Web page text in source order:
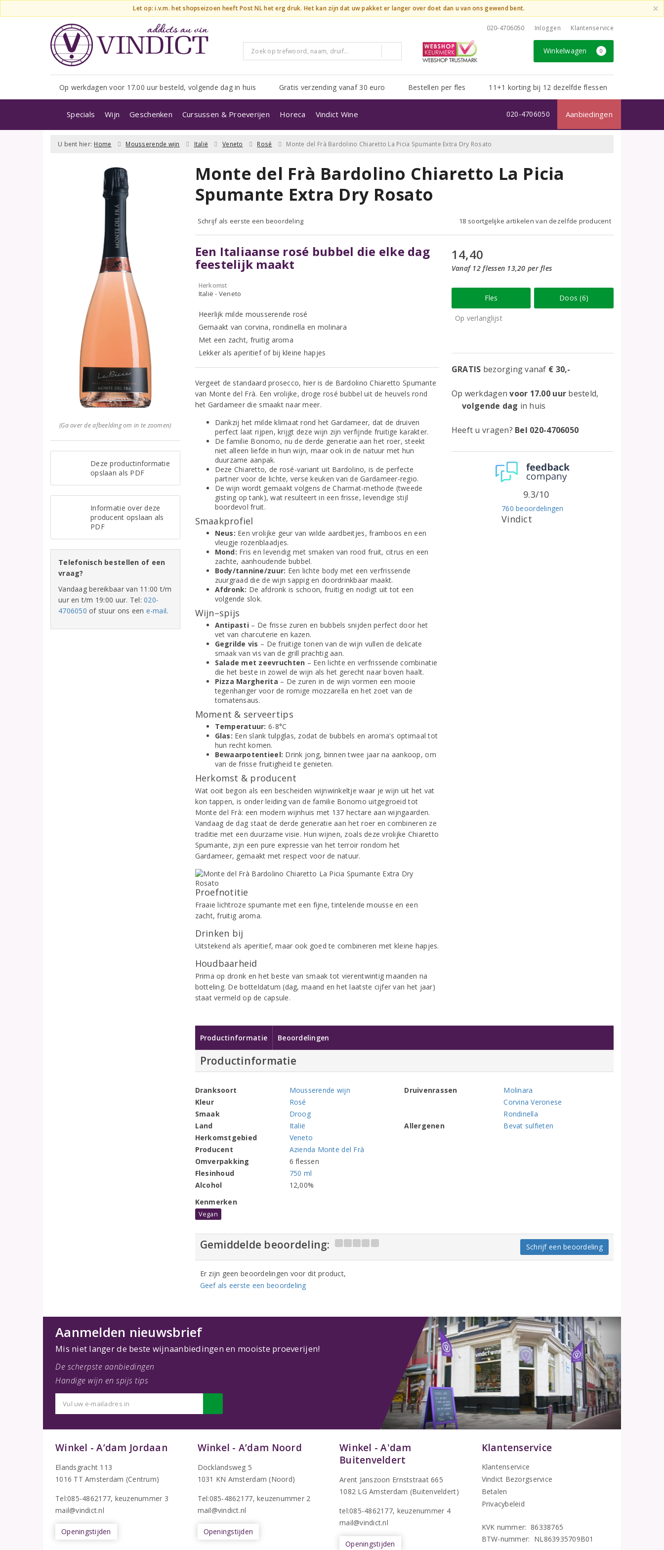
Let op: i.v.m. het shopseizoen heeft Post NL het erg druk. Het kan zijn dat uw pakket er langer over doet dan u van ons gewend bent. ×
020-4706050 Inloggen Klantenservice
Winkelwagen 0
Op werkdagen voor 17.00 uur besteld, volgende dag in huis Gratis verzending vanaf 30 euro Bestellen per fles 11+1 korting bij 12 dezelfde flessen
Specials Wijn Geschenken Cursussen & Proeverijen Horeca Vindict Wine Aanbiedingen
020-4706050
U bent hier: Home Mousserende wijn Italië Veneto Rosé Monte del Frà Bardolino Chiaretto La Picia Spumante Extra Dry Rosato
(Ga over de afbeelding om in te zoomen)
Deze productinformatie
opslaan als PDF
Informatie over deze
producent opslaan als
PDF
Telefonisch bestellen of een
vraag?
Vandaag bereikbaar van 11:00 t/m
uur en t/m 19:00 uur. Tel:020-
4706050 of stuur ons een e-mail.
Monte del Frà Bardolino Chiaretto La Picia
Spumante Extra Dry Rosato
Schrijf als eerste een beoordeling 18 soortgelijke artikelen van dezelfde producent
Een Italiaanse rosé bubbel die elke dag
feestelijk maakt
Herkomst
Italië - Veneto
Heerlijk milde mousserende rosé
Gemaakt van corvina, rondinella en molinara
Met een zacht, fruitig aroma
Lekker als aperitief of bij kleine hapjes
Vergeet de standaard prosecco, hier is de Bardolino Chiaretto Spumante
van Monte del Frà. Een vrolijke, droge rosé bubbel uit de heuvels rond
het Gardameer die smaakt naar meer.
Dankzij het milde klimaat rond het Gardameer, dat de druiven
perfect laat rijpen, krijgt deze wijn zijn verfijnde fruitige karakter.
De familie Bonomo, nu de derde generatie aan het roer, steekt
niet alleen liefde in hun wijn, maar ook in de natuur met hun
duurzame aanpak.
Deze Chiaretto, de rosé-variant uit Bardolino, is de perfecte
partner voor de lichte, verse keuken van de Gardameer-regio.
De wijn wordt gemaakt volgens de Charmat-methode (tweede
gisting op tank), wat resulteert in een frisse, levendige stijl
boordevol fruit.
Smaakprofiel
Neus: Een vrolijke geur van wilde aardbeitjes, framboos en een
vleugje rozenblaadjes.
Mond: Fris en levendig met smaken van rood fruit, citrus en een
zachte, aanhoudende bubbel.
Body/tannine/zuur: Een lichte body met een verfrissende
zuurgraad die de wijn sappig en doordrinkbaar maakt.
Afdronk: De afdronk is schoon, fruitig en nodigt uit tot een
volgende slok.
Wijn–spijs
Antipasti– De frisse zuren en bubbels snijden perfect door het
vet van charcuterie en kazen.
Gegrilde vis – De fruitige tonen van de wijn vullen de delicate
smaak van vis van de grill prachtig aan.
Salade met zeevruchten – Een lichte en verfrissende combinatie
die het beste in zowel de wijn als het gerecht naar boven haalt.
Pizza Margherita – De zuren in de wijn vormen een mooie
tegenhanger voor de romige mozzarella en het zoet van de
tomatensaus.
Moment & serveertips
Temperatuur: 6-8°C
Glas: Een slank tulpglas, zodat de bubbels en aroma's optimaal tot
hun recht komen.
Bewaarpotentieel: Drink jong, binnen twee jaar na aankoop, om
van de frisse fruitigheid te genieten.
Herkomst & producent
Wat ooit begon als een bescheiden wijnwinkeltje waar je wijn uit het vat
kon tappen, is onder leiding van de familie Bonomo uitgegroeid tot
Monte del Frà: een modern wijnhuis met 137 hectare aan wijngaarden.
Vandaag de dag staat de derde generatie aan het roer en combineren ze
traditie met een duurzame visie. Hun wijnen, zoals deze vrolijke Chiaretto
Spumante, zijn een pure expressie van het terroir rondom het
Gardameer, gemaakt met respect voor de natuur.
Proefnotitie
Fraaie lichtroze spumante met een fijne, tintelende mousse en een
zacht, fruitig aroma.
Drinken bij
Uitstekend als aperitief, maar ook goed te combineren met kleine hapjes.
Houdbaarheid
Prima op dronk en het beste van smaak tot vierentwintig maanden na
botteling. De botteldatum (dag, maand en het laatste cijfer van het jaar)
staat vermeld op de capsule.
14,40
Vanaf 12 flessen 13,20 per fles
Fles Doos (6)
Op verlanglijst
GRATIS bezorging vanaf € 30,-
Op werkdagenvoor 17.00 uur besteld,
volgende dag in huis
Heeft u vragen? Bel 020-4706050
Vindict
760 beoordelingen
9.3/10
Productinformatie Beoordelingen
Productinformatie
Dranksoort
Mousserende wijn
Kleur
Rosé
Smaak
Droog
Land
Italië
Herkomstgebied
Veneto
Producent
Azienda Monte del Frà
Omverpakking
6 flessen
Flesinhoud
750 ml
Alcohol
12,00%
Druivenrassen
Molinara
Corvina Veronese
Rondinella
Allergenen
Bevat sulfieten
Kenmerken
Vegan
Gemiddelde beoordeling: Schrijf een beoordeling
Er zijn geen beoordelingen voor dit product,
Geef als eerste een beoordeling
Aanmelden nieuwsbrief
Mis niet langer de beste wijnaanbiedingen en mooiste proeverijen!
De scherpste aanbiedingen
Handige wijn en spijs tips
Winkel - A’dam Jordaan
Elandsgracht 113
1016 TT Amsterdam (Centrum)
Tel:085-4862177, keuzenummer 3
mail@vindict.nl
Openingstijden
Winkel - A’dam Noord
Docklandsweg 5
1031 KN Amsterdam (Noord)
Tel:085-4862177, keuzenummer 2
mail@vindict.nl
Openingstijden
Winkel - A'dam
Buitenveldert
Arent Janszoon Ernststraat 665
1082 LG Amsterdam (Buitenveldert)
tel:085-4862177, keuzenummer 4
mail@vindict.nl
Openingstijden
Klantenservice
Klantenservice
Vindict Bezorgservice
Betalen
Privacybeleid
KVK nummer: 86338765
BTW-nummer: NL863935709B01